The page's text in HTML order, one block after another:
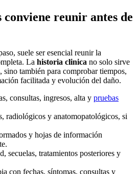
conviene reunir antes de
suele ser esencial reunir la
La historia clinica no solo sirve
sino también para comprobar tiempos,
facilitada y evolución del daño.
consultas, ingresos, alta y pruebas
radiológicos y anatomopatológicos, si
y hojas de información
secuelas, tratamientos posteriores y
con fechas, síntomas, consultas y